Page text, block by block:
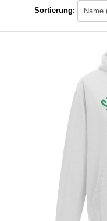
Sortierung: